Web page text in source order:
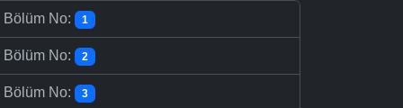
Bölüm No: 1
Bölüm No: 2
Bölüm No: 3